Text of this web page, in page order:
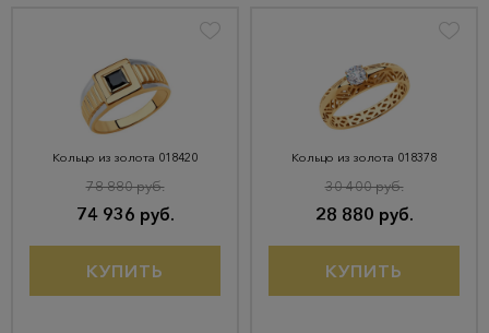
Кольцо из золота 018420
74 936 руб.
78 880 руб.
КУПИТЬ
Кольцо из золота 018378
28 880 руб.
30 400 руб.
КУПИТЬ